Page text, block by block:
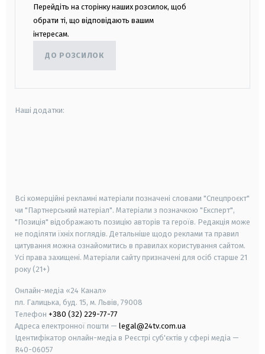
Перейдіть на сторінку наших розсилок, щоб
обрати ті, що відповідають вашим
інтересам.
ДО РОЗСИЛОК
Наші додатки:
Всі комерційні рекламні матеріали позначені словами "Спецпроєкт"
чи "Партнерський матеріал". Матеріали з позначкою "Експерт",
"Позиція" відображають позицію авторів та героїв. Редакція може
не поділяти їхніх поглядів. Детальніше щодо реклами та правил
цитування можна ознайомитись в правилах користування сайтом.
Усі права захищені. Матеріали сайту призначені для осіб старше 21
року (21+)
Онлайн-медіа «24 Канал»
пл. Галицька, буд. 15, м. Львів, 79008
Телефон +380 (32) 229-77-77
Адреса електронної пошти — legal@24tv.com.ua
Ідентифікатор онлайн-медіа в Реєстрі суб'єктів у сфері медіа —
R40-06057